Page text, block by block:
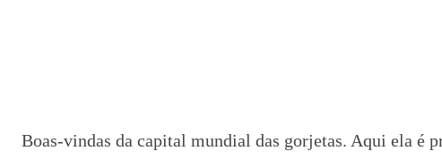
Boas-vindas da capital mundial das gorjetas. Aqui ela é